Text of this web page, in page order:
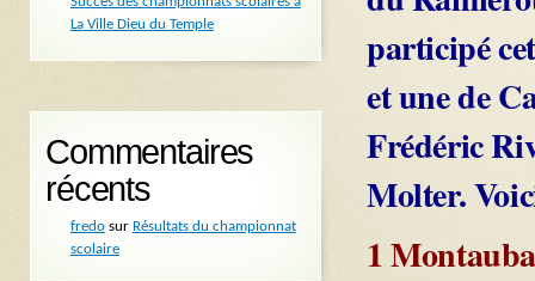
participé
et une de
Frédéric
Molter.
1
La Ville Dieu du Temple
Commentaires
récents
fredosur Résultats du championnat
scolaire